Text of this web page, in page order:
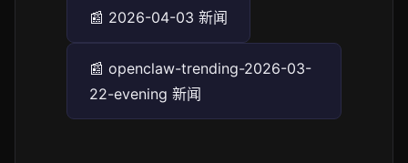
📰 2026-04-03 新闻
📰 openclaw-trending-2026-03-
22-evening 新闻